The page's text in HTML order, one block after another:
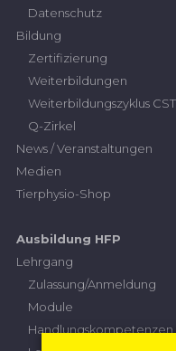
Datenschutz
Bildung
Zertifizierung
Weiterbildungen
Weiterbildungszyklus CST
Q-Zirkel
News / Veranstaltungen
Medien
Tierphysio-Shop
Ausbildung HFP
Lehrgang
Zulassung/Anmeldung
Module
Handlungskompetenzen